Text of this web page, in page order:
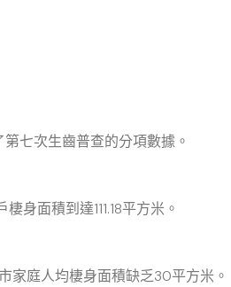
七次生齒普查的分項數據。
面積到達111.18平方米。
庭人均棲身面積缺乏30平方米。